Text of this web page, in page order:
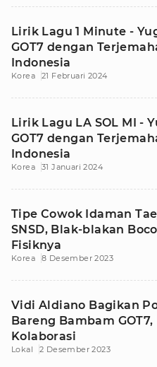
Lirik Lagu 1 Minute -
GOT7 dengan
Indonesia
Korea 21 Februari 2024
Lirik Lagu LA SOL MI -
GOT7 dengan
Indonesia
Korea 31 Januari 2024
Tipe Cowok Idaman
SNSD, Blak-blakan
Fisiknya
Korea 8 Desember 2023
Vidi Aldiano Bagikan
Bareng Bambam
Kolaborasi
Lokal 2 Desember 2023